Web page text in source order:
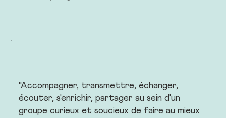
"Accompagner, transmettre, échanger,
écouter, s'enrichir, partager au sein d'un
groupe curieux et soucieux de faire au mieux